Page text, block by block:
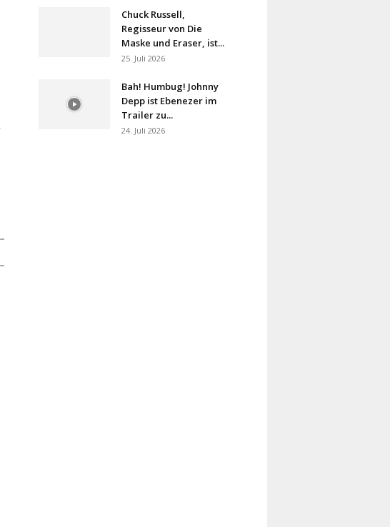
Chuck Russell,
Regisseur von Die
Maske und Eraser, ist...
25. Juli 2026
Bah! Humbug! Johnny
Depp ist Ebenezer im
Trailer zu...
24. Juli 2026